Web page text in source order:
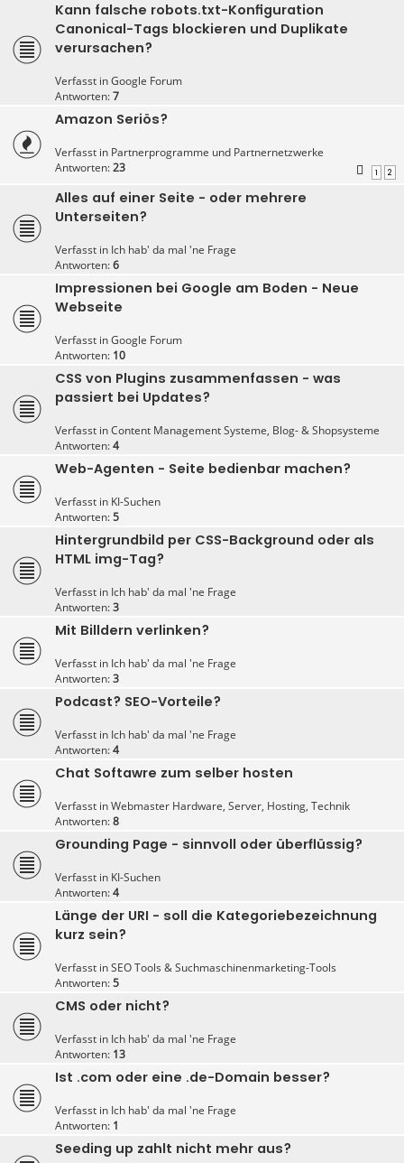
Kann falsche robots.txt-Konfiguration
Canonical-Tags blockieren und Duplikate
verursachen?
Verfasst inGoogle Forum
Antworten:7
Amazon Seriös?
Verfasst in Partnerprogramme und Partnernetzwerke
Antworten:23 1 2
Alles auf einer Seite - oder mehrere
Unterseiten?
Verfasst in Ich hab' da mal 'ne Frage
Antworten:6
Impressionen bei Google am Boden - Neue
Webseite
Verfasst inGoogle Forum
Antworten: 10
CSS von Plugins zusammenfassen - was
passiert bei Updates?
Verfasst inContent Management Systeme, Blog- & Shopsysteme
Antworten:4
Web-Agenten - Seite bedienbar machen?
Verfasst in KI-Suchen
Antworten:5
Hintergrundbild per CSS-Background oder als
HTML img-Tag?
Verfasst in Ich hab' da mal 'ne Frage
Antworten:3
Mit Billdern verlinken?
Verfasst in Ich hab' da mal 'ne Frage
Antworten:3
Podcast? SEO-Vorteile?
Verfasst in Ich hab' da mal 'ne Frage
Antworten:4
Chat Softawre zum selber hosten
Verfasst inWebmaster Hardware, Server, Hosting, Technik
Antworten:8
Grounding Page - sinnvoll oder überflüssig?
Verfasst in KI-Suchen
Antworten:4
Länge der URI - soll die Kategoriebezeichnung
kurz sein?
Verfasst inSEO Tools & Suchmaschinenmarketing-Tools
Antworten:5
CMS oder nicht?
Verfasst in Ich hab' da mal 'ne Frage
Antworten: 13
Ist .com oder eine .de-Domain besser?
Verfasst in Ich hab' da mal 'ne Frage
Antworten: 1
Seeding up zahlt nicht mehr aus?